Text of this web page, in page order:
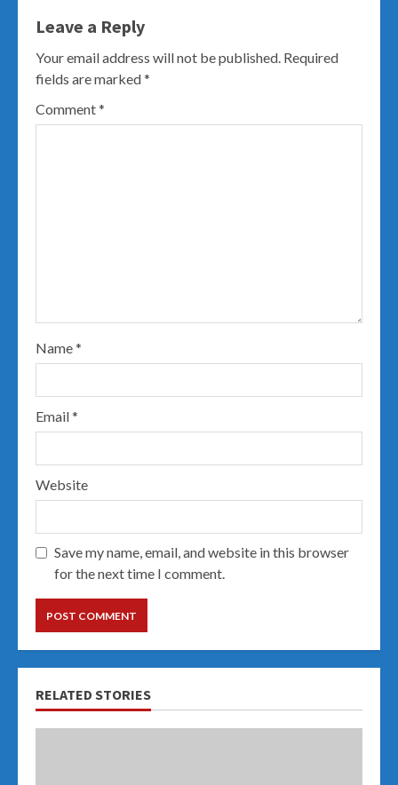
Leave a Reply
Your email address will not be published. Required
fields are marked*
Comment*
Name*
Email*
Website
Save my name, email, and website in this browser
for the next time I comment.
RELATED STORIES